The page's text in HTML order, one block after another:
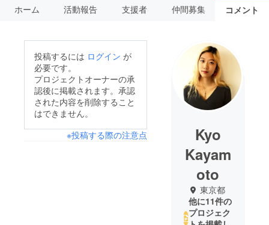
ホーム 活動報告 支援者 仲間募集 コメント
投稿するには ログイン が
必要です。
プロジェクトオーナーの承
認後に掲載されます。承認
された内容を削除すること
はできません。
※投稿する際の注意点
Kyo
Kayam
oto
東京都
他に11件の
プロジェク